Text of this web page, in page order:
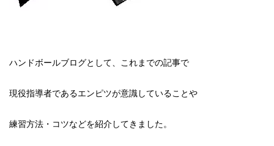
ハンドボールブログとして、これまでの記事で
現役指導者であるエンピツが意識していることや
練習方法・コツなどを紹介してきました。